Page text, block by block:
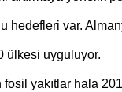
hedefleri var.
ülkesi uyguluyor.
yakıtlar hala